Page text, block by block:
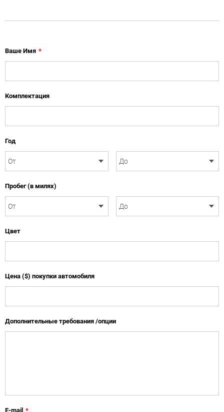
Ваше Имя *
Комплектация
Год
Пробег (в милях)
Цвет
Цена ($) покупки автомобиля
Дополнительные требования /опции
E-mail *